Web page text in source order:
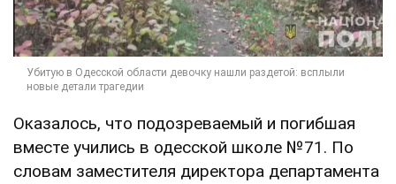
Оказалось, что подозреваемый и погибшая
вместе учились в одесской школе №71. По
словам заместителя директора департамента